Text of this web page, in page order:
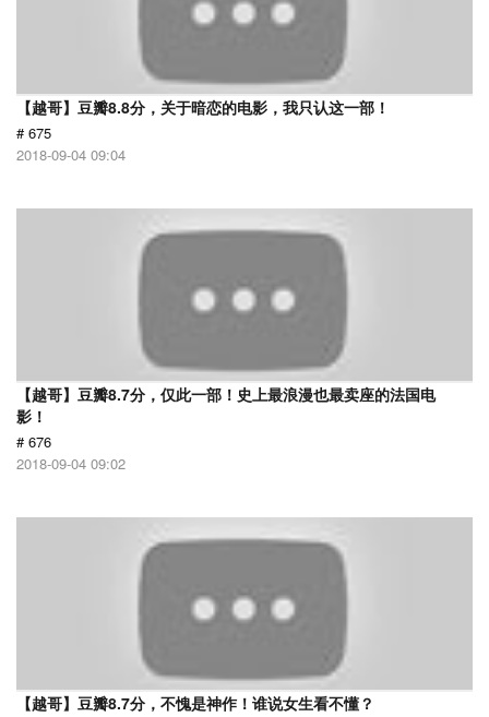
【越哥】豆瓣8.8分，关于暗恋的电影，我只认这一部！
# 675
2018-09-04 09:04
【越哥】豆瓣8.7分，仅此一部！史上最浪漫也最卖座的法国电
影！
# 676
2018-09-04 09:02
【越哥】豆瓣8.7分，不愧是神作！谁说女生看不懂？